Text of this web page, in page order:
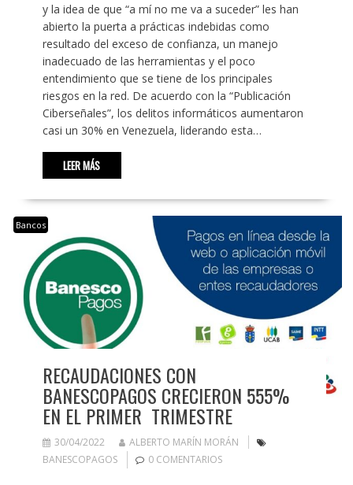
y la idea de que “a mí no me va a suceder” les han
abierto la puerta a prácticas indebidas como
resultado del exceso de confianza, un manejo
inadecuado de las herramientas y el poco
entendimiento que se tiene de los principales
riesgos en la red. De acuerdo con la “Publicación
Ciberseñales”, los delitos informáticos aumentaron
casi un 30% en Venezuela, liderando esta…
LEER MÁS
Bancos
RECAUDACIONES CON
BANESCOPAGOS CRECIERON 555%
EN EL PRIMER TRIMESTRE
30/04/2022
ALBERTO MARÍN MORÁN
BANESCOPAGOS
0 COMENTARIOS